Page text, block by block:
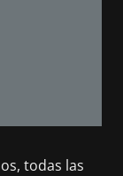
todas las